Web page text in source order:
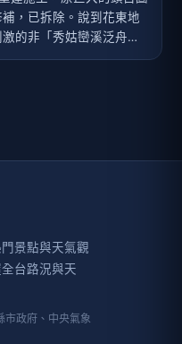
，已拆除。說到花東地
的非「秀姑巒溪泛舟」
已成為國內泛舟活動的
設立了瑞穗泛舟服務中
景點與天氣觀
台路況與天
市政府、中央氣象